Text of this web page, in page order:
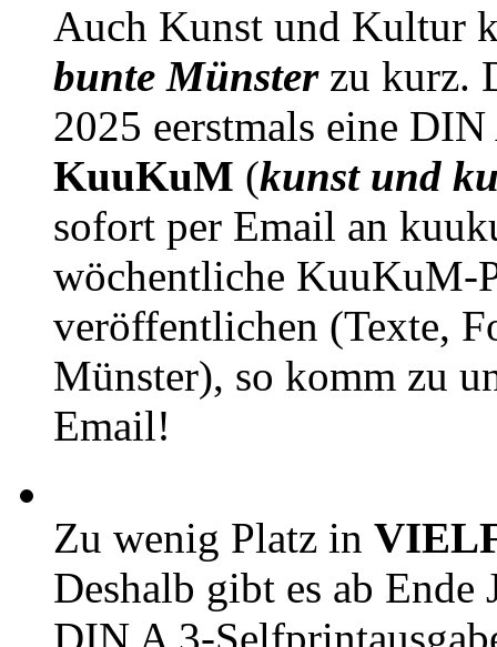
Auch Kunst und Kultur
bunte Münsterzu kurz.
2025 eerstmals eine
KuuKuM (kunst und
sofort per Email an
wöchentliche KuuKuM-
veröffentlichen (Texte,
Münster), so komm zu
Email!
Zu wenig Platz in
Deshalb gibt es ab Ende
DIN A 3-